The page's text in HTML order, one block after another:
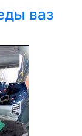
ваз